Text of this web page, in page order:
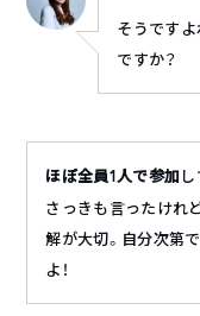
そうですよ
ですか？
ほぼ全員1人で参加
さっきも言ったけれ
解が大切。自分次第
よ！